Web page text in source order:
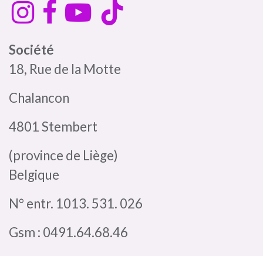
Société
18, Rue de la Motte
Chalancon
4801 Stembert
(province de Liège)
Belgique
N° entr. 1013. 531. 026
Gsm : 0491.64.68.46